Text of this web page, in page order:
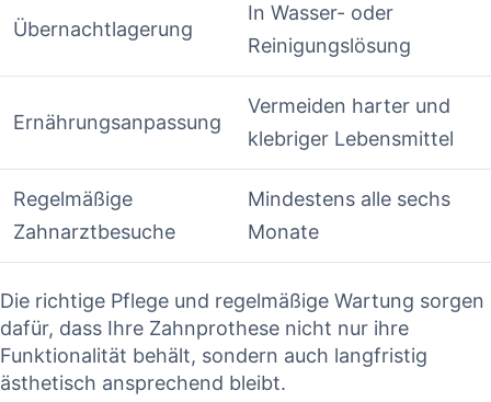
Übernachtlagerung
In Wasser-​ oder‌
Reinigungslösung
Ernährungsanpassung
Vermeiden harter und
klebriger Lebensmittel
Regelmäßige
Zahnarztbesuche
Mindestens⁤ alle ​sechs
⁤Monate
Die richtige Pflege​ und regelmäßige Wartung sorgen
dafür, dass Ihre Zahnprothese nicht nur ihre
Funktionalität behält, sondern auch⁤ langfristig
ästhetisch ‌ansprechend bleibt.